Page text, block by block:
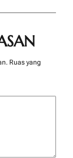
Ruas yang